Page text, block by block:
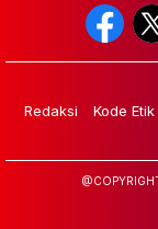
Redaksi
Kode Etik